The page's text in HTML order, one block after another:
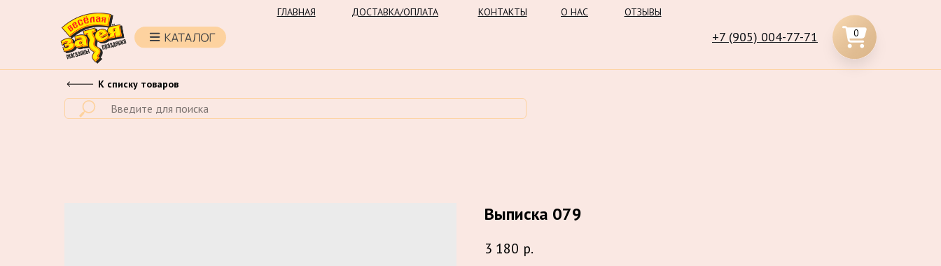
0
ДОСТАВКА/ОПЛАТА
ГЛАВНАЯ КОНТАКТЫ О НАС ОТЗЫВЫ
+7 (905) 004-77-71
К списку товаров
Выписка 079
3 180 р.